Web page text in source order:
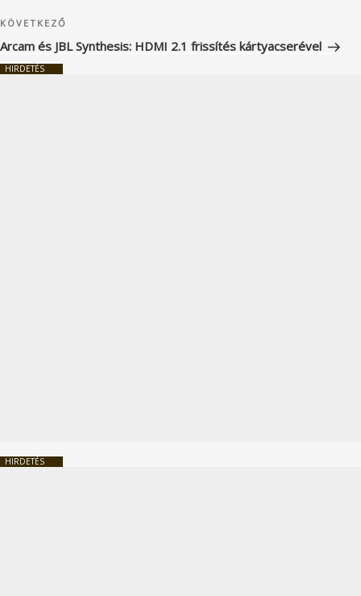
Következő
bejegyzés
KÖVETKEZŐ
Arcam és JBL Synthesis: HDMI 2.1 frissítés kártyacserével
HIRDETÉS
HIRDETÉS